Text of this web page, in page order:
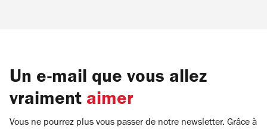
Un e-mail que vous allez
vraiment aimer
Vous ne pourrez plus vous passer de notre newsletter. Grâce à